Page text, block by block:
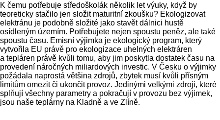
K čemu potřebuje středoškolák několik let výuky, když by
teoreticky stačilo jen složit maturitní zkoušku? Ekologizovat
elektránu je podobně složité jako stavět dálnici hustě
osídleným územím. Potřebujete nejen spoustu peněz, ale také
spoustu času. Emisní výjimka je ekologický program, který
vytvořila EU právě pro ekologizace uhelných elektráren
a tepláren právě kvůli tomu, aby jim poskytla dostatek času na
provedení náročných miliardových investic. V Česku o výjimky
požádala naprostá většina zdrojů, zbytek musí kvůli přísným
limitům omezit či ukončit provoz. Jedinými velkými zdroji, které
splňují všechny parametry a pokračují v provozu bez výjimek,
jsou naše teplárny na Kladně a ve Zlíně.